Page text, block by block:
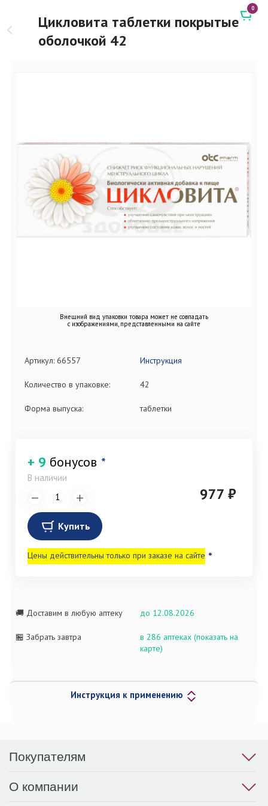
Цикловита таблетки покрытые
оболочкой 42
0
Внешний вид упаковки товара может не совпадать
с изображениями, представленными на сайте
Артикул: 66557 Инструкция
Количество в упаковке: 42
Форма выпуска: таблетки
+ 9 бонусов *
В наличии
977 ₽
Купить
Цены действительны только при заказе на сайте *
🚚 Доставим в любую аптеку до 12.08.2026
🏪 Забрать завтра
в 286 аптеках (показать на
карте)
Инструкция к применению
Покупателям
О компании